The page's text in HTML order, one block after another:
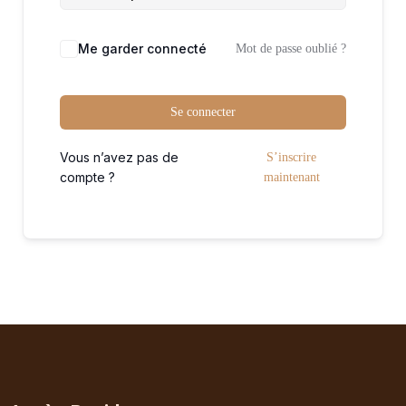
Me garder connecté Mot de passe oublié ?
Se connecter
Vous n’avez pas de
compte ?
S’inscrire
maintenant